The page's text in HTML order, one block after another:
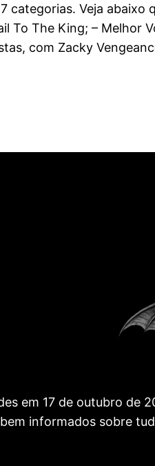
categorias. Veja abaixo
To The King; – Melhor
com Zacky
em 17 de outubro de
informados sobre